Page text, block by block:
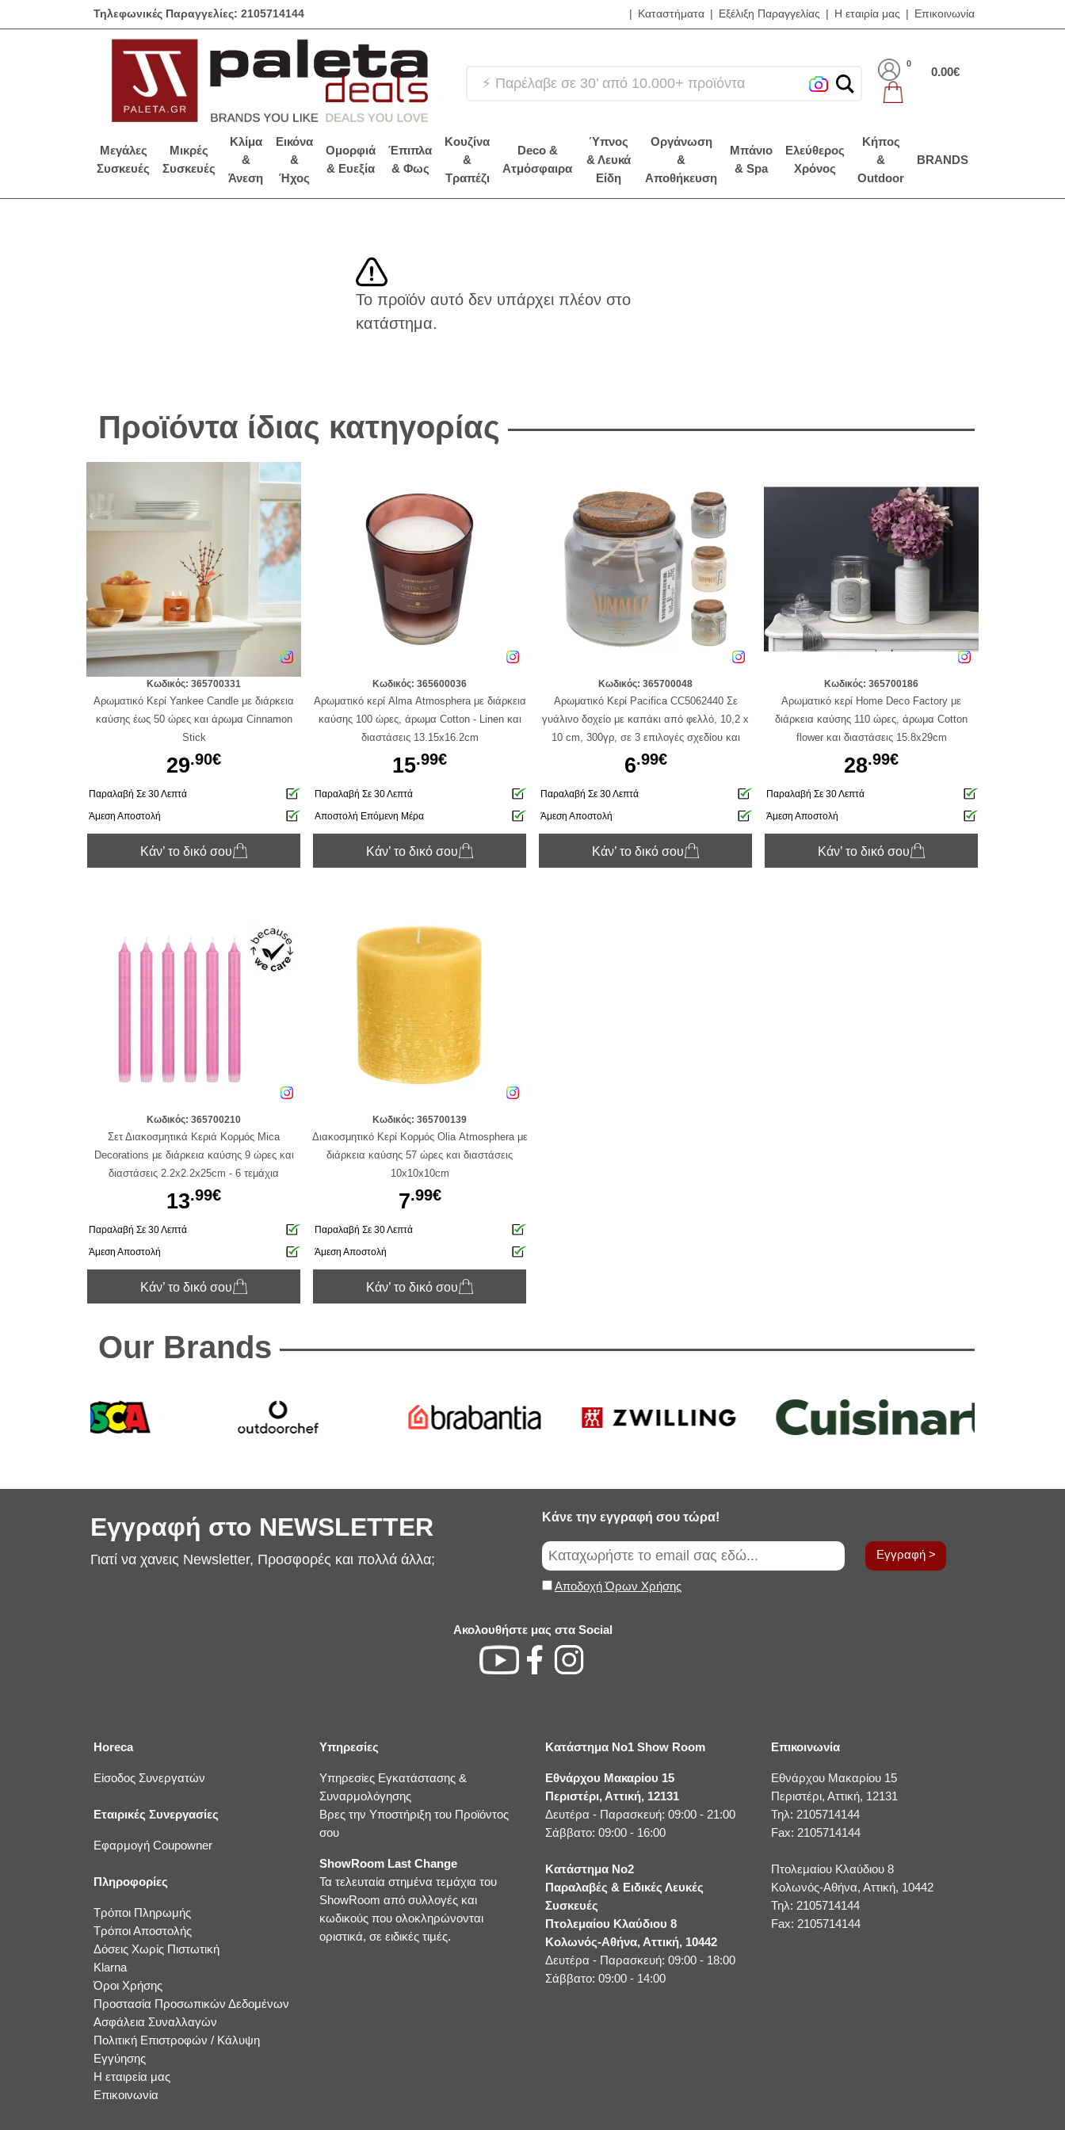
Τηλεφωνικές Παραγγελίες: 2105714144 Καταστήματα Εξέλιξη Παραγγελίας Η εταιρία μας Επικοινωνία
❤️ Βρε
0
0.00€
Μεγάλες
Συσκευές
Μικρές
Συσκευές
Κλίμα
&
Άνεση
Εικόνα
&
Ήχος
Ομορφιά
& Ευεξία
Έπιπλα
& Φως
Κουζίνα
&
Τραπέζι
Deco &
Ατμόσφαιρα
Ύπνος
& Λευκά
Είδη
Οργάνωση
&
Αποθήκευση
Μπάνιο
& Spa
Ελεύθερος
Χρόνος
Κήπος
&
Outdoor
BRANDS
Το προϊόν αυτό δεν υπάρχει πλέον στο
κατάστημα.
Προϊόντα ίδιας κατηγορίας
Κωδικός: 365700331
Αρωματικό Κερί Yankee Candle με διάρκεια
καύσης έως 50 ώρες και άρωμα Cinnamon
Stick
29.90€
Παραλαβή Σε 30 Λεπτά
Άμεση Αποστολή
Κάν’ το δικό σου
Κωδικός: 365600036
Αρωματικό κερί Alma Αtmosphera με διάρκεια
καύσης 100 ώρες, άρωμα Cotton - Linen και
διαστάσεις 13.15x16.2cm
15.99€
Παραλαβή Σε 30 Λεπτά
Αποστολή Επόμενη Μέρα
Κάν’ το δικό σου
Κωδικός: 365700048
Αρωματικό Κερί Pacifica CC5062440 Σε
γυάλινο δοχείο με καπάκι από φελλό, 10,2 x
10 cm, 300γρ, σε 3 επιλογές σχεδίου και
αρώματος green/tropical shores,
blue/snowflake, light brown/diving lover.
6.99€
Παραλαβή Σε 30 Λεπτά
Άμεση Αποστολή
Κάν’ το δικό σου
Κωδικός: 365700186
Αρωματικό κερί Home Deco Factory με
διάρκεια καύσης 110 ώρες, άρωμα Cotton
flower και διαστάσεις 15.8x29cm
28.99€
Παραλαβή Σε 30 Λεπτά
Άμεση Αποστολή
Κάν’ το δικό σου
Κωδικός: 365700210
Σετ Διακοσμητικά Κεριά Κορμός Mica
Decorations με διάρκεια καύσης 9 ώρες και
διαστάσεις 2.2x2.2x25cm - 6 τεμάχια
13.99€
Παραλαβή Σε 30 Λεπτά
Άμεση Αποστολή
Κάν’ το δικό σου
Κωδικός: 365700139
Διακοσμητικό Κερί Κορμός Olia Αtmosphera με
διάρκεια καύσης 57 ώρες και διαστάσεις
10x10x10cm
7.99€
Παραλαβή Σε 30 Λεπτά
Άμεση Αποστολή
Κάν’ το δικό σου
Our Brands
Εγγραφή στο NEWSLETTER
Γιατί να χανεις Newsletter, Προσφορές και πολλά άλλα;
Κάνε την εγγραφή σου τώρα!
Εγγραφή >
Αποδοχή Όρων Χρήσης
Ακολουθήστε μας στα Social
Horeca
Είσοδος Συνεργατών
Εταιρικές Συνεργασίες
Εφαρμογή Coupowner
Πληροφορίες
Τρόποι Πληρωμής
Τρόποι Αποστολής
Δόσεις Χωρίς Πιστωτική
Klarna
Όροι Χρήσης
Προστασία Προσωπικών Δεδομένων
Ασφάλεια Συναλλαγών
Πολιτική Επιστροφών / Κάλυψη
Εγγύησης
Η εταιρεία μας
Επικοινωνία
Υπηρεσίες
Υπηρεσίες Εγκατάστασης &
Συναρμολόγησης
Βρες την Υποστήριξη του Προϊόντος
σου
ShowRoom Last Change
Τα τελευταία στημένα τεμάχια του
ShowRoom από συλλογές και
κωδικούς που ολοκληρώνονται
οριστικά, σε ειδικές τιμές.
Κατάστημα No1 Show Room
Εθνάρχου Μακαρίου 15
Περιστέρι, Αττική, 12131
Δευτέρα - Παρασκευή: 09:00 - 21:00
Σάββατο: 09:00 - 16:00
Κατάστημα No2
Παραλαβές & Ειδικές Λευκές
Συσκευές
Πτολεμαίου Κλαύδιου 8
Κολωνός-Αθήνα, Αττική, 10442
Δευτέρα - Παρασκευή: 09:00 - 18:00
Σάββατο: 09:00 - 14:00
Επικοινωνία
Εθνάρχου Μακαρίου 15
Περιστέρι, Αττική, 12131
Τηλ: 2105714144
Fax: 2105714144
Πτολεμαίου Κλαύδιου 8
Κολωνός-Αθήνα, Αττική, 10442
Τηλ: 2105714144
Fax: 2105714144